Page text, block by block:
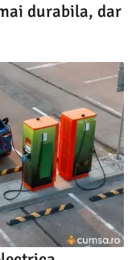
durabila, dar